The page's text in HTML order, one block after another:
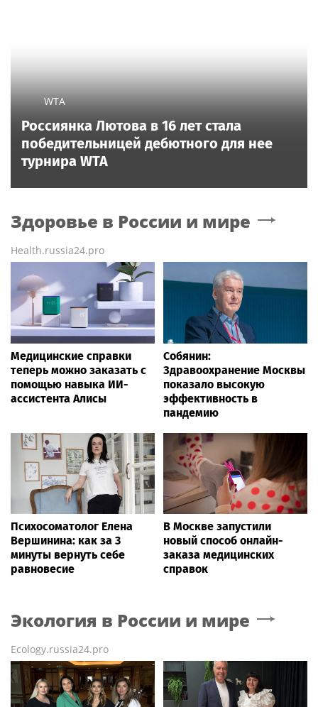
WTA
Россиянка Лютова в 16 лет стала
победительницей дебютного для нее
турнира WTA
Здоровье в России и мире
Health.russia24.pro
Медицинские справки
теперь можно заказать с
помощью навыка ИИ-
ассистента Алисы
Собянин:
Здравоохранение Москвы
показало высокую
эффективность в
пандемию
Психосоматолог Елена
Вершинина: как за 3
минуты вернуть себе
равновесие
В Москве запустили
новый способ онлайн-
заказа медицинских
справок
Экология в России и мире
Ecology.russia24.pro